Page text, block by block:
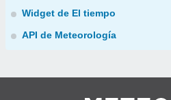
Widget de El tiempo
API de Meteorología